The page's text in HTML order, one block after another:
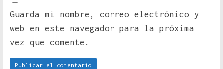
Guarda mi nombre, correo electrónico y
web en este navegador para la próxima
vez que comente.